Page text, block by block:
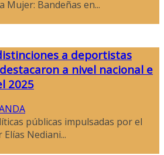
Mujer: Bandeñas en...
a deportistas
a nivel nacional e
2025
públicas impulsadas por el
Nediani...